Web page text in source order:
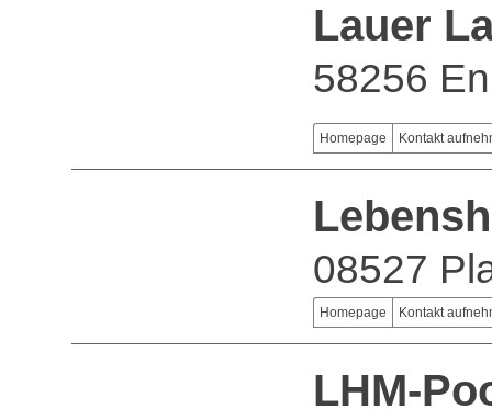
Lauer
58256
Homepage Kontakt
08527
Homepage Kontakt
LHM-